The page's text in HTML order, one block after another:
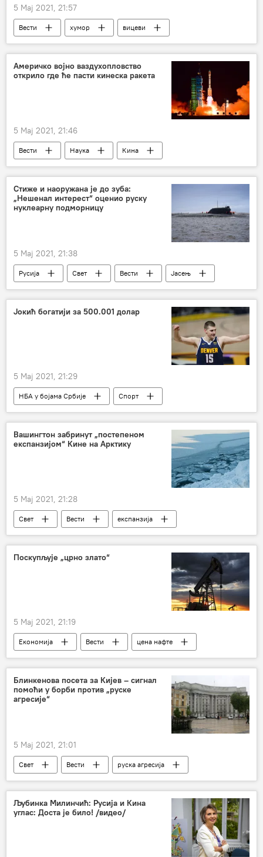
5 Мај 2021, 21:57
Вести хумор
вицеви
Друштво
Америчко војно ваздухопловство
открило где ће пасти кинеска ракета
5 Мај 2021, 21:46
Вести Наука
Кина
лансирање ракете
Друштво
Стиже и наоружана је до зуба:
„Нешенал интерест“ оценио руску
нуклеарну подморницу
5 Мај 2021, 21:38
Русија Свет Вести
Јасењ
подморница
подморница "Казањ"
Јокић богатији за 500.001 долар
5 Мај 2021, 21:29
НБА у бојама Србије
Спорт
Кошарка
Денвер Нагетс
Никола Јокић
бонус
плеј оф
НБА
Вашингтон забринут „постепеном
експанзијом“ Кине на Арктику
5 Мај 2021, 21:28
Свет Вести
експанзија
Кина
Арктик Вашингтон
Поскупљује „црно злато“
5 Мај 2021, 21:19
Економија Вести
цена нафте
САД
Европа
Блинкенова посета за Кијев – сигнал
помоћи у борби против „руске
агресије“
5 Мај 2021, 21:01
Свет Вести
руска агресија
Ентони Блинкен
Кијев
помоћ
Европа
Љубинка Милинчић: Русија и Кина
углас: Доста је било! /видео/